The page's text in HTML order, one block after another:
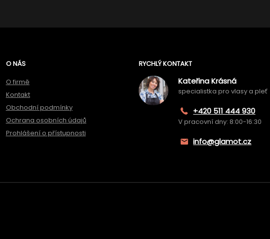
O NÁS
O firmě
Kontakt
Obchodní podmínky
Ochrana osobních údajů
Prohlášení o přístupnosti
RYCHLÝ KONTAKT
Kateřina Krásná
specialistka pro vlasy a pleť
+420 511 444 930
V pracovní dny: 8:00-16:30
info@glamot.cz